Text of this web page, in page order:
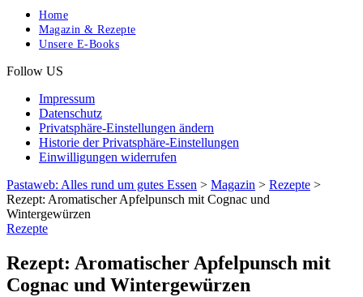
Home
Magazin & Rezepte
Unsere E-Books
Follow US
Impressum
Datenschutz
Privatsphäre-Einstellungen ändern
Historie der Privatsphäre-Einstellungen
Einwilligungen widerrufen
Pastaweb: Alles rund um gutes Essen > Magazin > Rezepte >
Rezept: Aromatischer Apfelpunsch mit Cognac und
Wintergewürzen
Rezepte
Rezept: Aromatischer Apfelpunsch mit
Cognac und Wintergewürzen